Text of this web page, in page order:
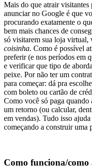
Mais do que atrair
anunciar no Google é que
procurando exatamente o
bem mais chances de
só visitarem sua loja virtual,
coisinha. Como é possível
preferir (e nos períodos em
e verificar que tipo de
peixe. Por não ter um
para começar: dá pra
com boleto ou cartão de
Como você só paga
um retorno (ou calcular,
em vendas). Tudo isso
começando a construir uma
Como funciona/